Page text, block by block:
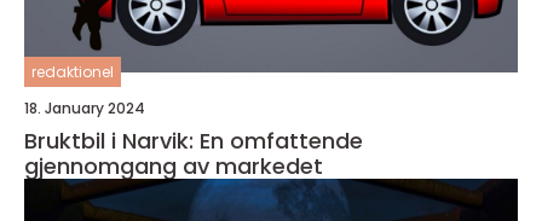
redaktionel
18. January 2024
Bruktbil i Narvik: En omfattende
gjennomgang av markedet